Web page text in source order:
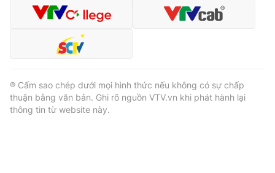
® Cấm sao chép dưới mọi hình thức nếu không có sự chấp
thuận bằng văn bản. Ghi rõ nguồn VTV.vn khi phát hành lại
thông tin từ website này.